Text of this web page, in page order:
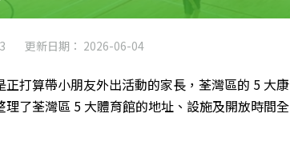
更新日期： 2026-06-04
打算帶小朋友外出活動的家長，荃灣區的 5 大康
了荃灣區 5 大體育館的地址、設施及開放時間全